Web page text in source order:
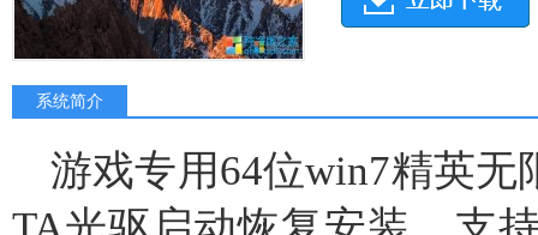
系统简介
游戏专用64位win7精英无